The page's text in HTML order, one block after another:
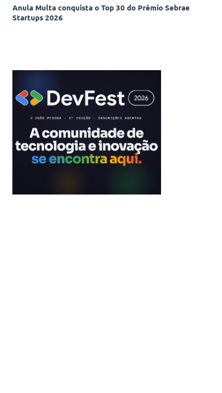
Anula Multa conquista o Top 30 do Prêmio Sebrae
Startups 2026